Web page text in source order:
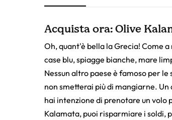
Acquista ora: Olive
Oh, quant'è bella la Grecia! Come
case blu, spiagge bianche, mare
Nessun altro paese è famoso per
non smetterai più di mangiarne. Un
hai intenzione di prenotare un volo
Kalamata, puoi risparmiare i soldi,